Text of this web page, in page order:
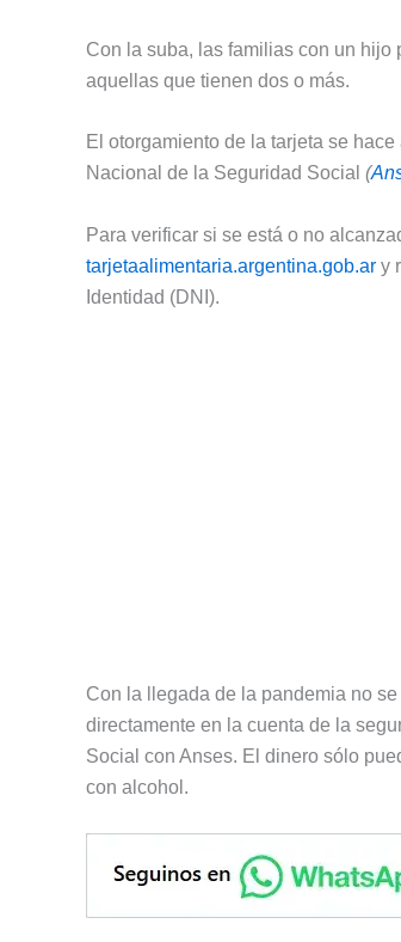
Con la suba, las familias con un hijo
aquellas que tienen dos o más.
El otorgamiento de la tarjeta se
Nacional de la Seguridad Social (
Para verificar si se está o no
tarjetaalimentaria.argentina.gob.ar y
Identidad (DNI).
Con la llegada de la pandemia no
directamente en la cuenta de la
Social con Anses. El dinero sólo
con alcohol.